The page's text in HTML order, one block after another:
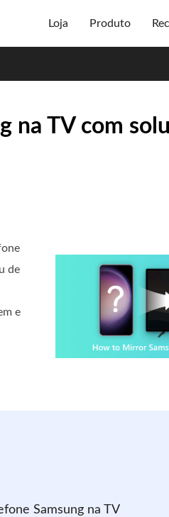
Loja Produto
na TV com
de
e
Samsung na TV